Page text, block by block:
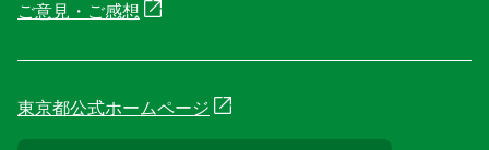
ご意見・ご感想
東京都公式ホームページ